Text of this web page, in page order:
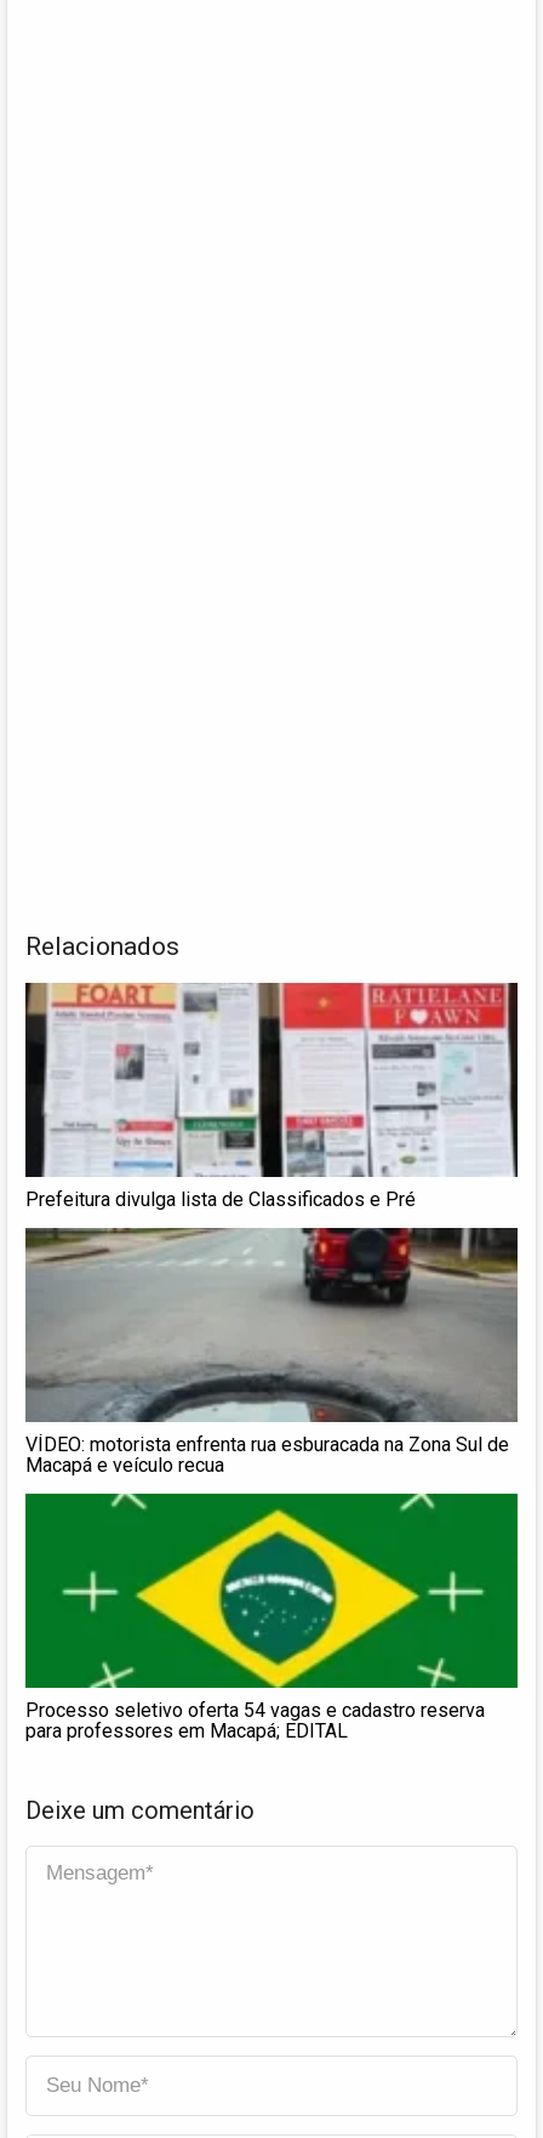
Relacionados
Prefeitura divulga lista de Classificados e Pré
VÍDEO: motorista enfrenta rua esburacada na Zona Sul de
Macapá e veículo recua
Processo seletivo oferta 54 vagas e cadastro reserva
para professores em Macapá; EDITAL
Deixe um comentário